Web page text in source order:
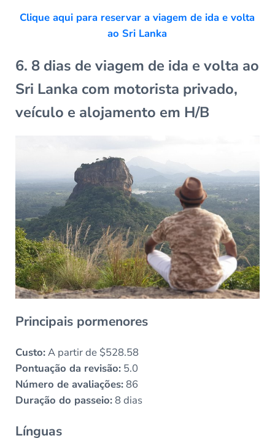
Clique aqui para reservar a viagem de ida e volta
ao Sri Lanka
6. 8 dias de viagem de ida e volta ao
Sri Lanka com motorista privado,
veículo e alojamento em H/B
Principais pormenores
Custo:A partir de $528.58
Pontuação da revisão:5.0
Número de avaliações:86
Duração do passeio:8 dias
Línguas